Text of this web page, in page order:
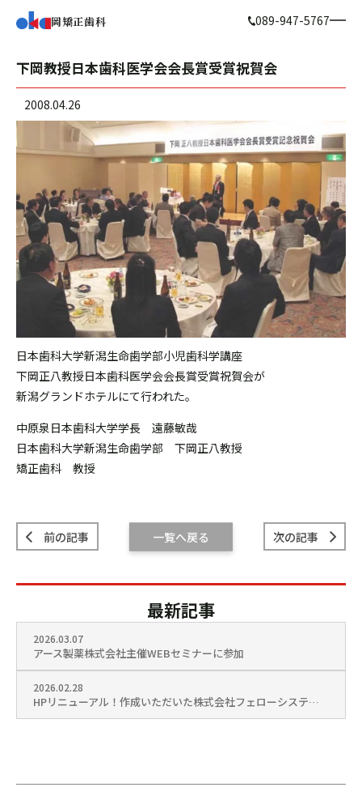
岡矯正歯科 089-947-5767
下岡教授日本歯科医学会会長賞受賞祝賀会
2008.04.26
日本歯科大学新潟生命歯学部小児歯科学講座
下岡正八教授日本歯科医学会会長賞受賞祝賀会が
新潟グランドホテルにて行われた。
中原泉日本歯科大学学長 遠藤敏哉
日本歯科大学新潟生命歯学部 下岡正八教授
矯正歯科 教授
前の記事 次の記事
一覧へ戻る
最新記事
2026.03.07
アース製薬株式会社主催WEBセミナーに参加
2026.02.28
HPリニューアル！作成いただいた株式会社フェローシステム様を訪問しました